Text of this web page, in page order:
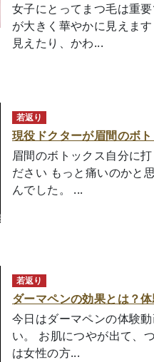
女子にとってまつ毛は重
が大きく華やかに見えま
見えたり、かわ...
若返り
現役ドクターが眉間のボ
眉間のボトックス自分に
ださい もっと痛いのかと
んでした。 ...
若返り
ダーマペンの効果とは？
今日はダーマペンの体験
い。 お肌につやが出て、
は女性の方...